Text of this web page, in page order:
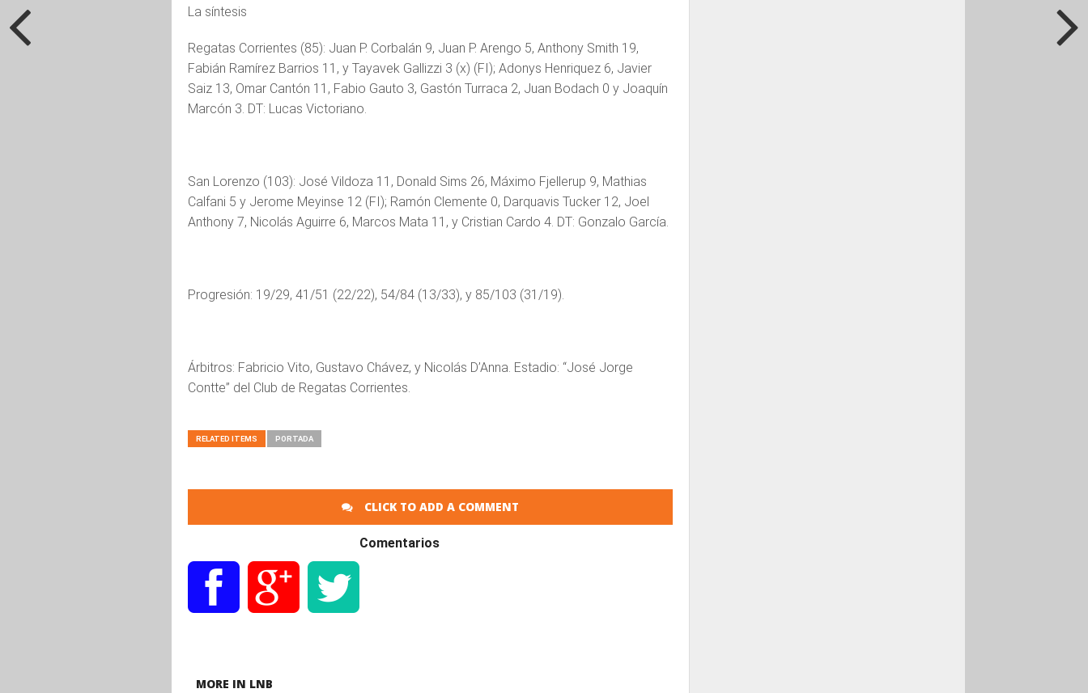
La síntesis
Regatas Corrientes (85): Juan P. Corbalán 9, Juan P. Arengo 5, Anthony Smith 19,
Fabián Ramírez Barrios 11, y Tayavek Gallizzi 3 (x) (FI); Adonys Henriquez 6, Javier
Saiz 13, Omar Cantón 11, Fabio Gauto 3, Gastón Turraca 2, Juan Bodach 0 y Joaquín
Marcón 3. DT: Lucas Victoriano.
San Lorenzo (103): José Vildoza 11, Donald Sims 26, Máximo Fjellerup 9, Mathias
Calfani 5 y Jerome Meyinse 12 (FI); Ramón Clemente 0, Darquavis Tucker 12, Joel
Anthony 7, Nicolás Aguirre 6, Marcos Mata 11, y Cristian Cardo 4. DT: Gonzalo García.
Progresión: 19/29, 41/51 (22/22), 54/84 (13/33), y 85/103 (31/19).
Árbitros: Fabricio Vito, Gustavo Chávez, y Nicolás D’Anna. Estadio: “José Jorge
Contte” del Club de Regatas Corrientes.
RELATED ITEMS PORTADA
CLICK TO ADD A COMMENT
Comentarios
MORE IN LNB